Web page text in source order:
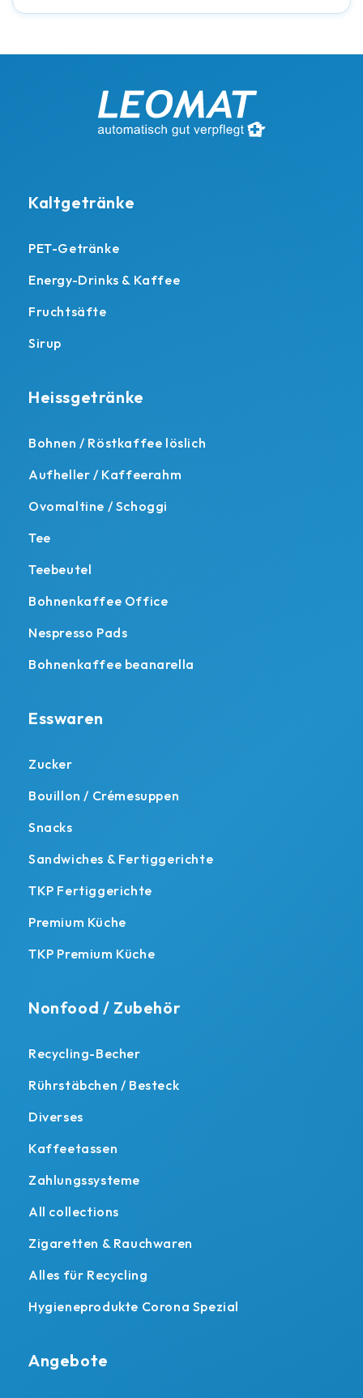
Kaltgetränke
PET-Getränke
Energy-Drinks & Kaffee
Fruchtsäfte
Sirup
Heissgetränke
Bohnen / Röstkaffee löslich
Aufheller / Kaffeerahm
Ovomaltine / Schoggi
Tee
Teebeutel
Bohnenkaffee Office
Nespresso Pads
Bohnenkaffee beanarella
Esswaren
Zucker
Bouillon / Crémesuppen
Snacks
Sandwiches & Fertiggerichte
TKP Fertiggerichte
Premium Küche
TKP Premium Küche
Nonfood / Zubehör
Recycling-Becher
Rührstäbchen / Besteck
Diverses
Kaffeetassen
Zahlungssysteme
All collections
Zigaretten & Rauchwaren
Alles für Recycling
Hygieneprodukte Corona Spezial
Angebote